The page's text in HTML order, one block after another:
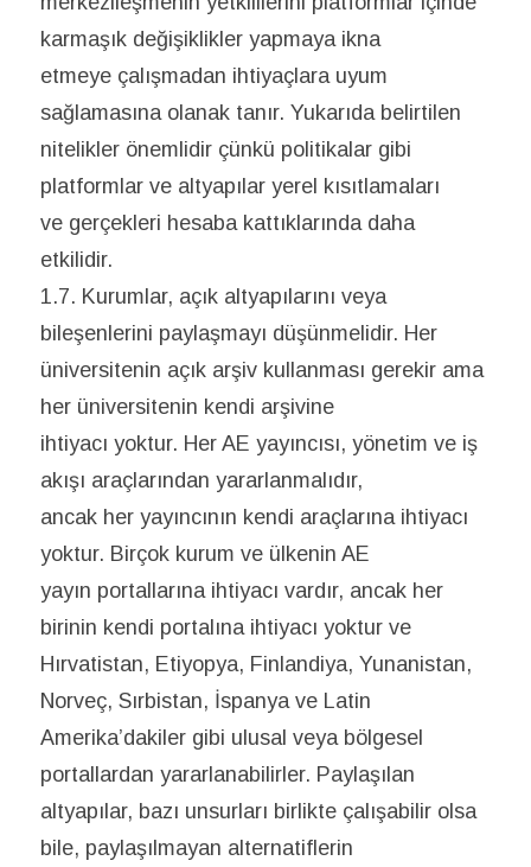
karmaşık değişiklikler yapmaya ikna
etmeye çalışmadan ihtiyaçlara uyum
sağlamasına olanak tanır. Yukarıda belirtilen
nitelikler önemlidir çünkü politikalar gibi
platformlar ve altyapılar yerel kısıtlamaları
ve gerçekleri hesaba kattıklarında daha
etkilidir.
1.7. Kurumlar, açık altyapılarını veya
bileşenlerini paylaşmayı düşünmelidir. Her
üniversitenin açık arşiv kullanması gerekir ama
her üniversitenin kendi arşivine
ihtiyacı yoktur. Her AE yayıncısı, yönetim ve iş
akışı araçlarından yararlanmalıdır,
ancak her yayıncının kendi araçlarına ihtiyacı
yoktur. Birçok kurum ve ülkenin AE
yayın portallarına ihtiyacı vardır, ancak her
birinin kendi portalına ihtiyacı yoktur ve
Hırvatistan, Etiyopya, Finlandiya, Yunanistan,
Norveç, Sırbistan, İspanya ve Latin
Amerika’dakiler gibi ulusal veya bölgesel
portallardan yararlanabilirler. Paylaşılan
altyapılar, bazı unsurları birlikte çalışabilir olsa
bile, paylaşılmayan alternatiflerin